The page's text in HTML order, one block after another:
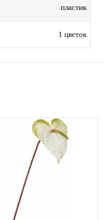
пластик
1 цветок